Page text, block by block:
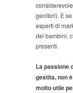
genitori). E
esperti di
dei bambini,
presenti.
La passione
gestita, non
molto utile